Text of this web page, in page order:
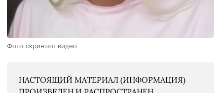
Фото: скриншот видео
НАСТОЯЩИЙ МАТЕРИАЛ (ИНФОРМАЦИЯ)